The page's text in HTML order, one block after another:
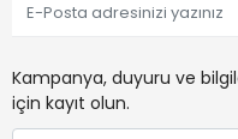
Kampanya, duyuru ve
için kayıt olun.